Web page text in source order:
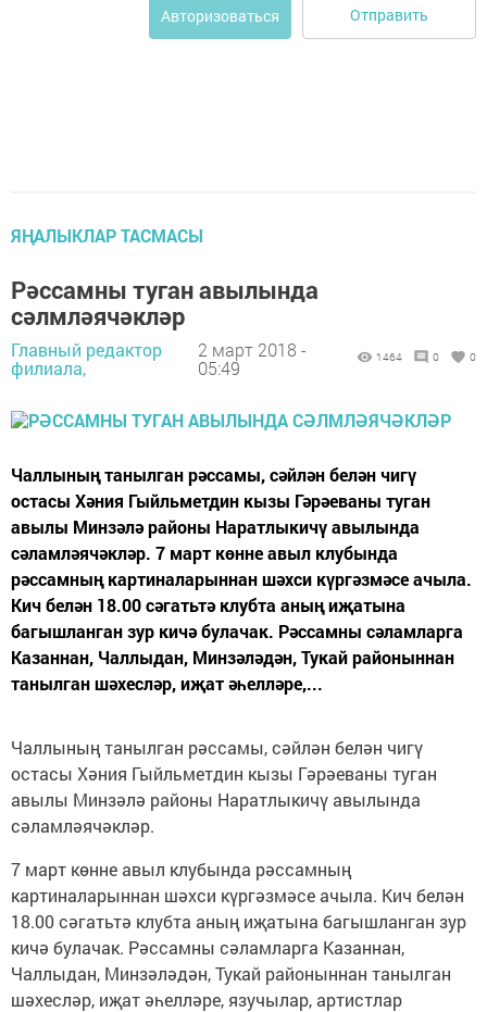
Авторизоваться Отправить
ЯҢАЛЫКЛАР ТАСМАСЫ
Рәссамны туган авылында
сәлмләячәкләр
Главный редактор
филиала,
2 март 2018 -
05:49
1464 0 0
Чаллының танылган рәссамы, сәйлән белән чигү
остасы Хәния Гыйльметдин кызы Гәрәеваны туган
авылы Минзәлә районы Наратлыкичү авылында
сәламләячәкләр. 7 март көнне авыл клубында
рәссамның картиналарыннан шәхси күргәзмәсе ачыла.
Кич белән 18.00 сәгатьтә клубта аның иҗатына
багышланган зур кичә булачак. Рәссамны сәламларга
Казаннан, Чаллыдан, Минзәләдән, Тукай районыннан
танылган шәхесләр, иҗат әһелләре,...
Чаллының танылган рәссамы, сәйлән белән чигү
остасы Хәния Гыйльметдин кызы Гәрәеваны туган
авылы Минзәлә районы Наратлыкичү авылында
сәламләячәкләр.
7 март көнне авыл клубында рәссамның
картиналарыннан шәхси күргәзмәсе ачыла. Кич белән
18.00 сәгатьтә клубта аның иҗатына багышланган зур
кичә булачак. Рәссамны сәламларга Казаннан,
Чаллыдан, Минзәләдән, Тукай районыннан танылган
шәхесләр, иҗат әһелләре, язучылар, артистлар